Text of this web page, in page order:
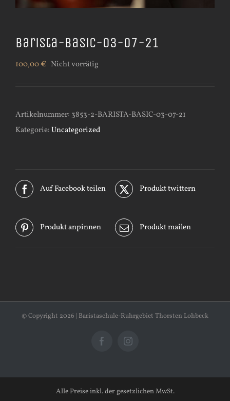
Barista-Basic-03-07-21
100,00€ Nicht vorrätig
Artikelnummer: 3853-2-BARISTA-BASIC-03-07-21
Kategorie:Uncategorized
Auf Facebook teilen Produkt twittern
Produkt anpinnen Produkt mailen
© Copyright 2026 | Baristaschule-Ruhrgebiet Thorsten Lohbeck
FacebookInstagram
Alle Preise inkl. der gesetzlichen MwSt.